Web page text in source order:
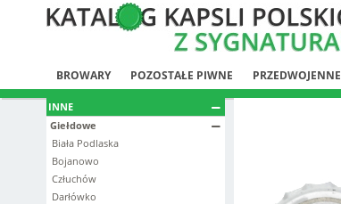
BROWARY POZOSTAŁE PIWNE PRZEDWOJENNE
INNE
Giełdowe
Biała Podlaska
Bojanowo
Człuchów
Darłówko